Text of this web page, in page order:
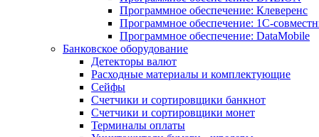
Программное обеспечение: Клеверенс
Программное обеспечение: 1С-
Программное обеспечение: DataMobile
Банковское оборудование
Детекторы валют
Расходные материалы и комплектующие
Сейфы
Счетчики и сортировщики банкнот
Счетчики и сортировщики монет
Терминалы оплаты